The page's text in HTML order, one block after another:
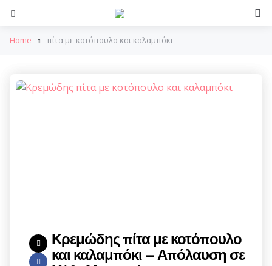
Home πίτα με κοτόπουλο και καλαμπόκι
Κρεμώδης πίτα με κοτόπουλο
και καλαμπόκι – Απόλαυση σε